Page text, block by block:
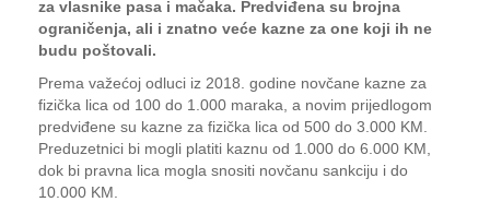
za vlasnike pasa i mačaka. Predviđena su brojna
ograničenja, ali i znatno veće kazne za one koji ih ne
budu poštovali.
Prema važećoj odluci iz 2018. godine novčane kazne za
fizička lica od 100 do 1.000 maraka, a novim prijedlogom
predviđene su kazne za fizička lica od 500 do 3.000 KM.
Preduzetnici bi mogli platiti kaznu od 1.000 do 6.000 KM,
dok bi pravna lica mogla snositi novčanu sankciju i do
10.000 KM.